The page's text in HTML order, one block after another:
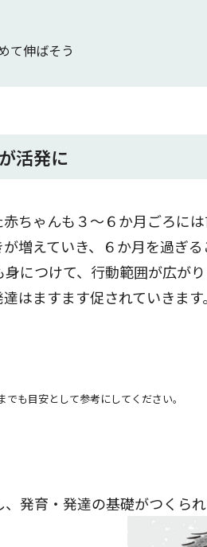
て伸ばそう
活発に
ちゃんも３～６か月ごろに
増えていき、６か月を過ぎ
につけて、行動範囲が広が
はますます促されていきます。
も目安として参考にしてください。
発育・発達の基礎がつくられ